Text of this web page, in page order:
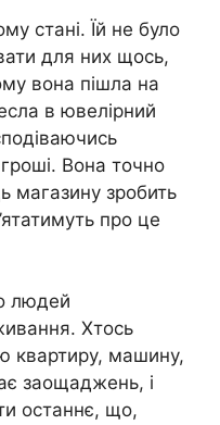
стані. Їй не було
для них щось,
вона пішла на
в ювелірний
Вона точно
магазину зробить
про це
людей
Хтось
квартиру, машину,
заощаджень, і
останнє, що,